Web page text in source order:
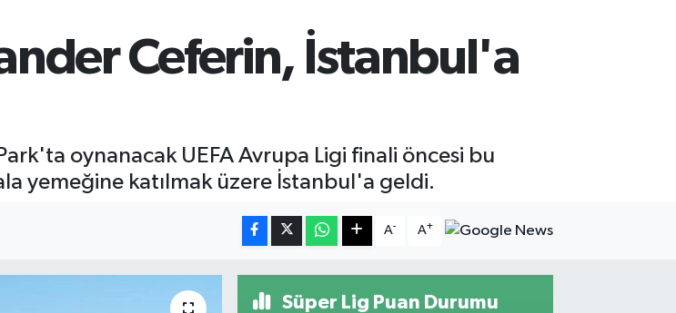
Ceferin, İstanbul'a
oynanacak UEFA Avrupa Ligi finali öncesi bu
yemeğine katılmak üzere İstanbul'a geldi.
A- A+
Süper Lig Puan Durumu